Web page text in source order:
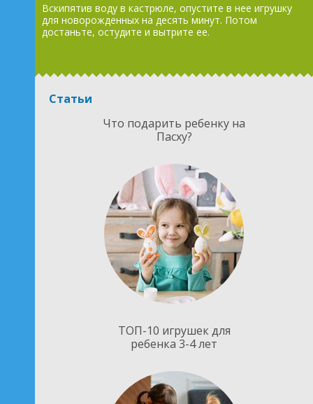
Вскипятив воду в кастрюле, опустите в нее игрушку
для новорожденных на десять минут. Потом
достаньте, остудите и вытрите ее.
Статьи
Что подарить ребенку на
Пасху?
ТОП-10 игрушек для
ребенка 3-4 лет